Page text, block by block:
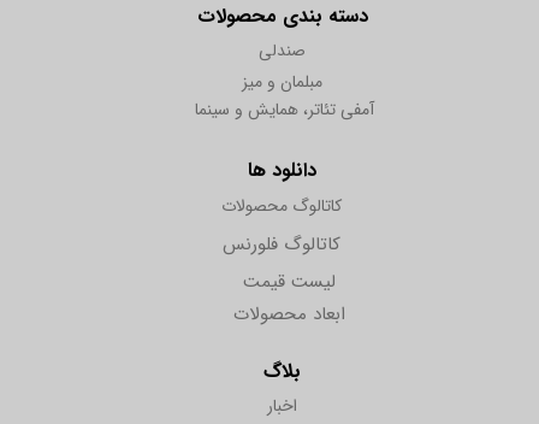
دسته بندی محصولات
صندلی
مبلمان و میز
آمفی تئاتر، همایش و سینما
دانلود ها
کاتالوگ محصولات
کاتالوگ فلورنس
بلاگ
اخبار
ابعاد محصولات
لیست قیمت